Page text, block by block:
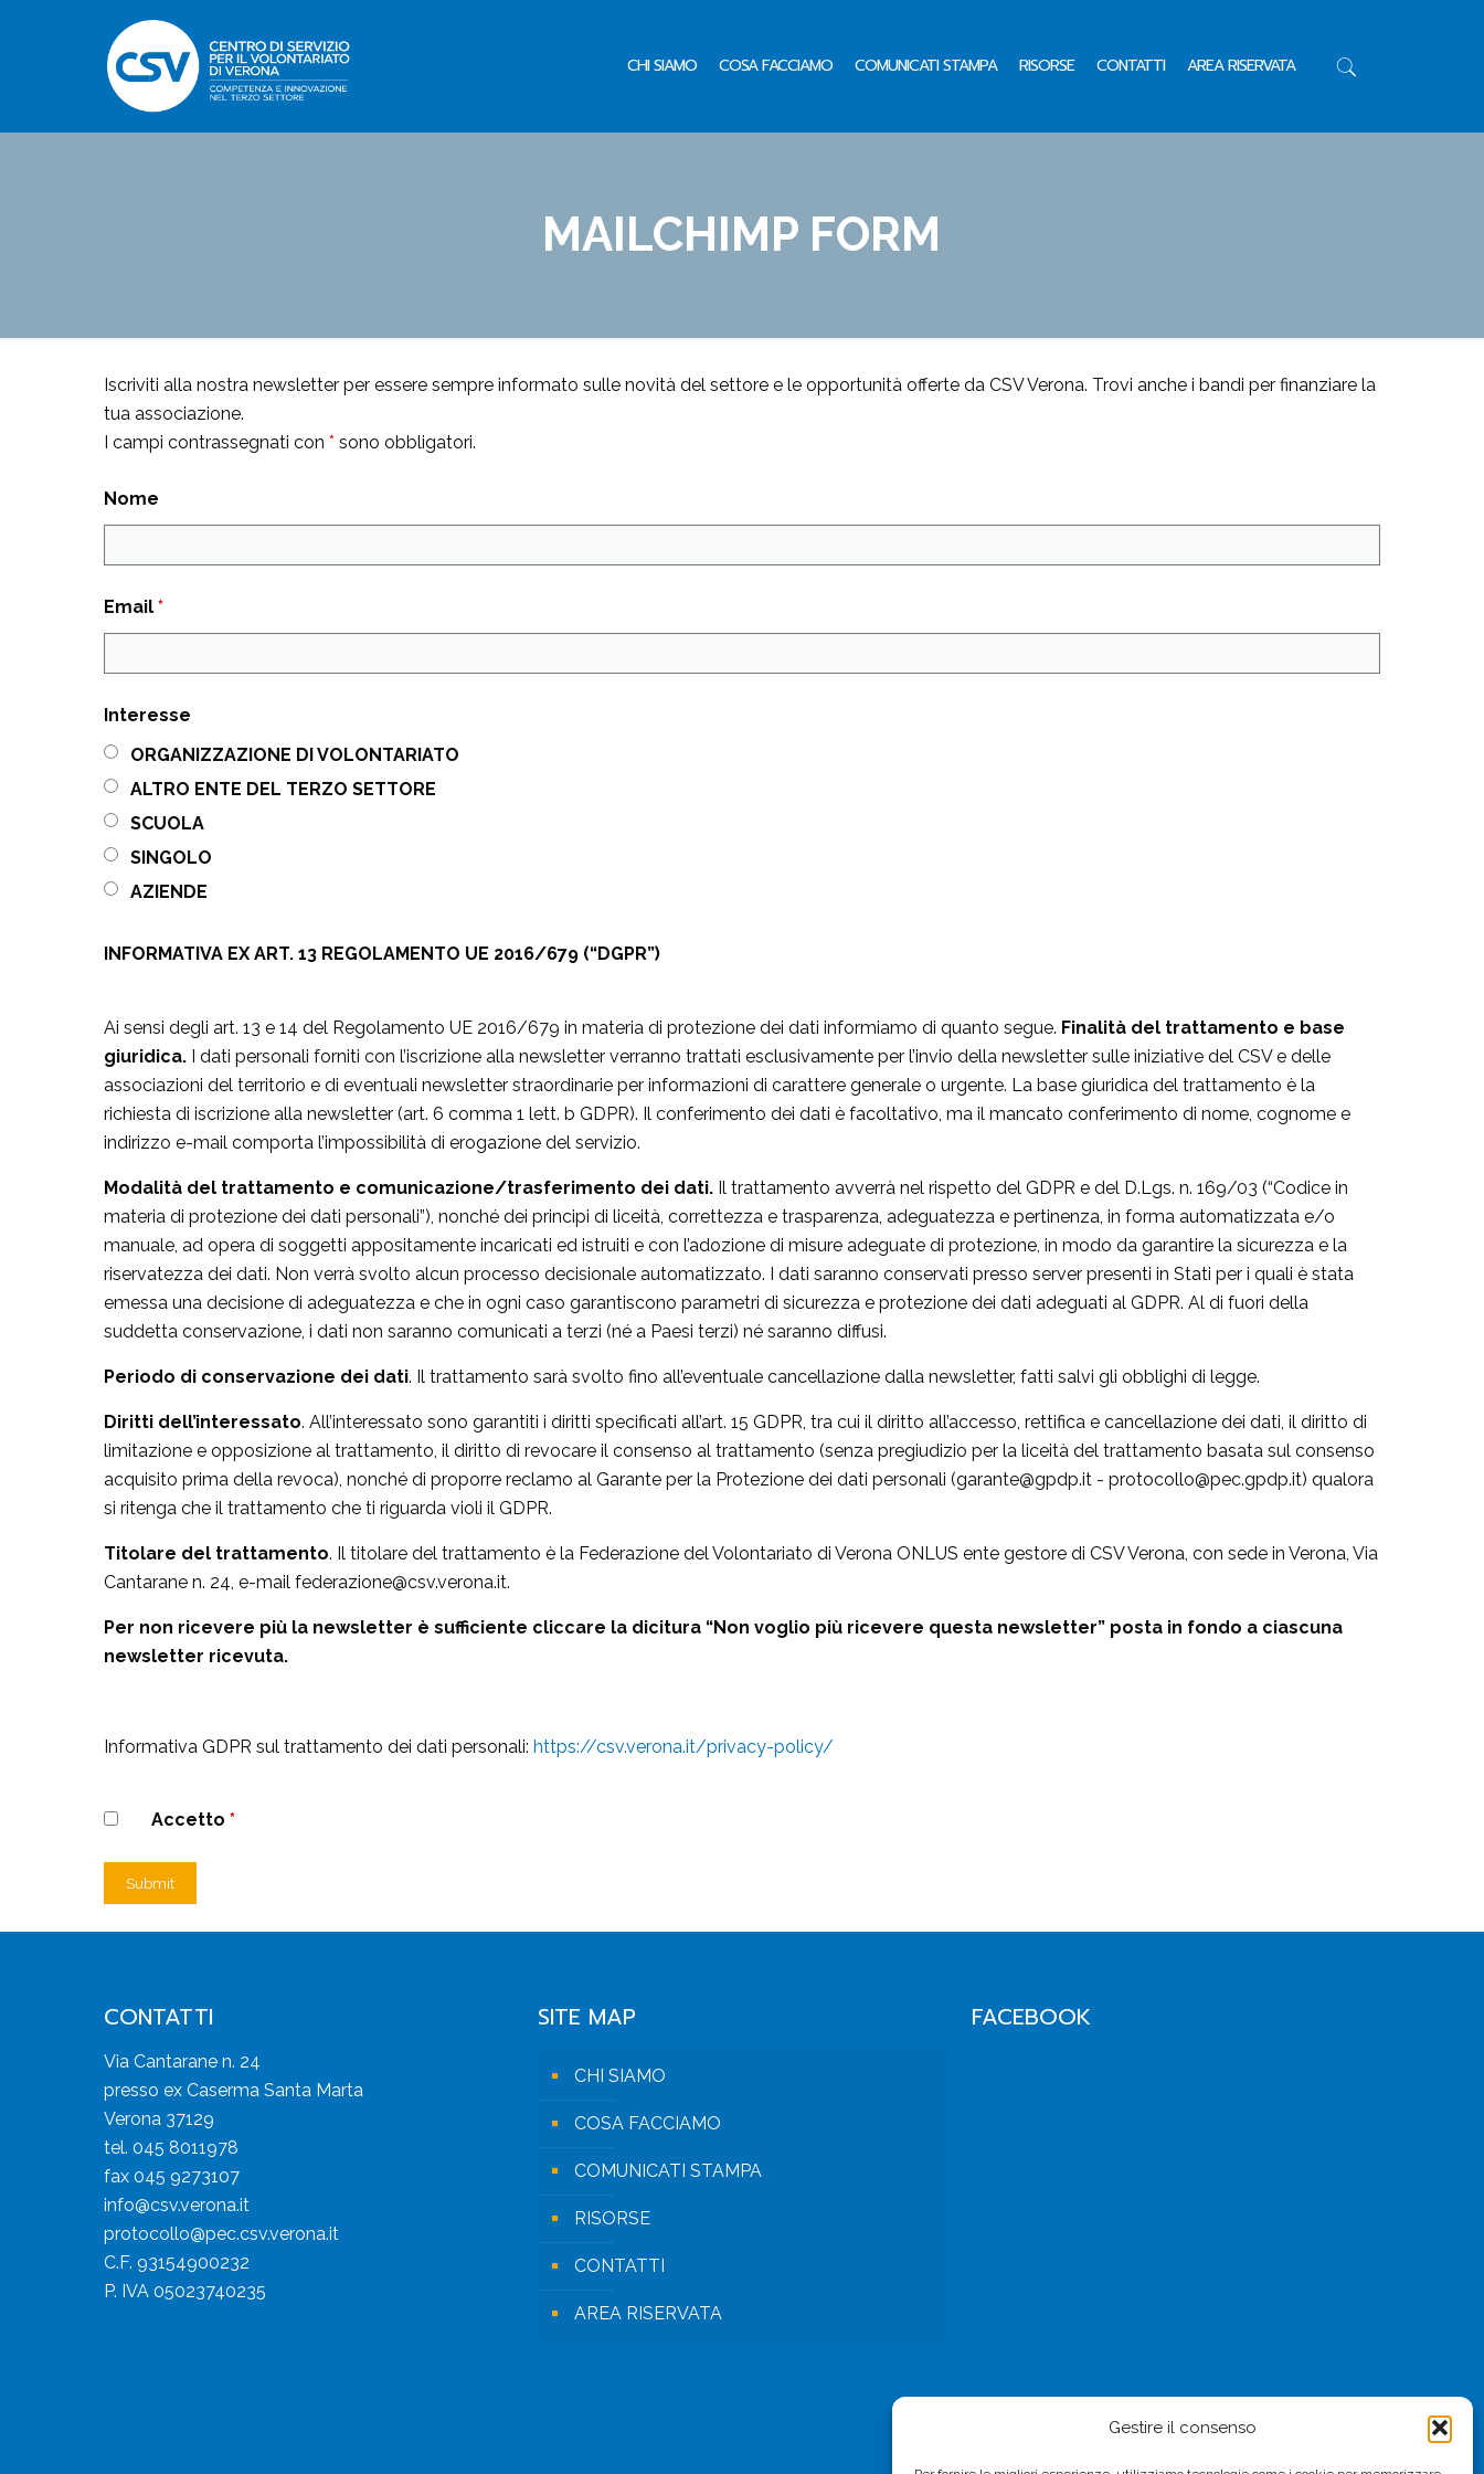
Gestire il consenso
CHI SIAMO COSA FACCIAMO COMUNICATI STAMPA RISORSE CONTATTI AREA RISERVATA
MAILCHIMP FORM
Iscriviti alla nostra newsletter per essere sempre informato sulle novità del settore e le opportunità offerte da CSV Verona. Trovi anche i bandi per finanziare la
tua associazione.
I campi contrassegnati con * sono obbligatori.
Nome
Email *
Interesse
ORGANIZZAZIONE DI VOLONTARIATO
ALTRO ENTE DEL TERZO SETTORE
SCUOLA
SINGOLO
AZIENDE
INFORMATIVA EX ART. 13 REGOLAMENTO UE 2016/679 (“DGPR”)
Ai sensi degli art. 13 e 14 del Regolamento UE 2016/679 in materia di protezione dei dati informiamo di quanto segue. Finalità del trattamento e base
giuridica.I dati personali forniti con l’iscrizione alla newsletter verranno trattati esclusivamente per l’invio della newsletter sulle iniziative del CSV e delle
associazioni del territorio e di eventuali newsletter straordinarie per informazioni di carattere generale o urgente. La base giuridica del trattamento è la
richiesta di iscrizione alla newsletter (art. 6 comma 1 lett. b GDPR). Il conferimento dei dati è facoltativo, ma il mancato conferimento di nome, cognome e
indirizzo e-mail comporta l’impossibilità di erogazione del servizio.
Modalità del trattamento e comunicazione/trasferimento dei dati. Il trattamento avverrà nel rispetto del GDPR e del D.Lgs. n. 169/03 (“Codice in
materia di protezione dei dati personali”), nonché dei principi di liceità, correttezza e trasparenza, adeguatezza e pertinenza, in forma automatizzata e/o
manuale, ad opera di soggetti appositamente incaricati ed istruiti e con l’adozione di misure adeguate di protezione, in modo da garantire la sicurezza e la
riservatezza dei dati. Non verrà svolto alcun processo decisionale automatizzato. I dati saranno conservati presso server presenti in Stati per i quali è stata
emessa una decisione di adeguatezza e che in ogni caso garantiscono parametri di sicurezza e protezione dei dati adeguati al GDPR. Al di fuori della
suddetta conservazione, i dati non saranno comunicati a terzi (né a Paesi terzi) né saranno diffusi.
Periodo di conservazione dei dati. Il trattamento sarà svolto fino all’eventuale cancellazione dalla newsletter, fatti salvi gli obblighi di legge.
Diritti dell’interessato. All’interessato sono garantiti i diritti specificati all’art. 15 GDPR, tra cui il diritto all’accesso, rettifica e cancellazione dei dati, il diritto di
limitazione e opposizione al trattamento, il diritto di revocare il consenso al trattamento (senza pregiudizio per la liceità del trattamento basata sul consenso
acquisito prima della revoca), nonché di proporre reclamo al Garante per la Protezione dei dati personali (garante@gpdp.it - protocollo@pec.gpdp.it) qualora
si ritenga che il trattamento che ti riguarda violi il GDPR.
Titolare del trattamento. Il titolare del trattamento è la Federazione del Volontariato di Verona ONLUS ente gestore di CSV Verona, con sede in Verona, Via
Cantarane n. 24, e-mail federazione@csv.verona.it.
Per non ricevere più la newsletter è sufficiente cliccare la dicitura “Non voglio più ricevere questa newsletter” posta in fondo a ciascuna
newsletter ricevuta.
Informativa GDPR sul trattamento dei dati personali: https://csv.verona.it/privacy-policy/
Accetto *
CONTATTI
Via Cantarane n. 24
presso ex Caserma Santa Marta
Verona 37129
tel. 045 8011978
fax 045 9273107
info@csv.verona.it
protocollo@pec.csv.verona.it
C.F. 93154900232
P. IVA 05023740235
SITE MAP
CHI SIAMO
COSA FACCIAMO
COMUNICATI STAMPA
RISORSE
CONTATTI
AREA RISERVATA
FACEBOOK